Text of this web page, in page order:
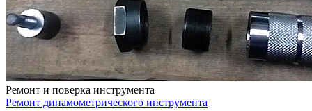
Ремонт и поверка инструмента
Ремонт динамометрического инструмента